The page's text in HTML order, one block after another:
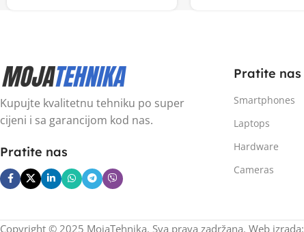
Kupujte kvalitetnu tehniku po super
cijeni i sa garancijom kod nas.
Pratite nas
Pratite nas
Smartphones
Laptops
Hardware
Cameras
Copyright © 2025 MojaTehnika. Sva prava zadržana. Web izrada: